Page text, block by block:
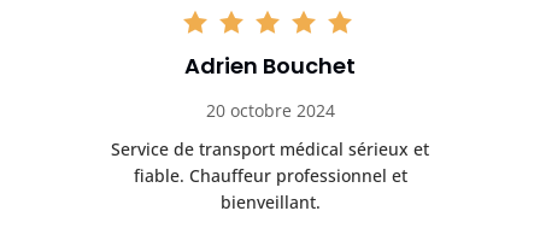
Adrien Bouchet
20 octobre 2024
Service de transport médical sérieux et
fiable. Chauffeur professionnel et
bienveillant.